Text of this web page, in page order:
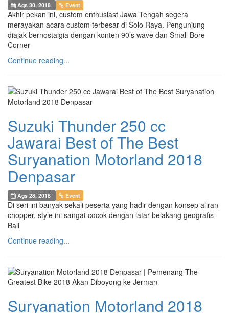
Ags 30, 2018 Event
Akhir pekan ini, custom enthusiast Jawa Tengah segera
merayakan acara custom terbesar di Solo Raya. Pengunjung
diajak bernostalgia dengan konten 90’s wave dan Small Bore
Corner
Continue reading...
Suzuki Thunder 250 cc
Jawarai Best of The Best
Suryanation Motorland 2018
Denpasar
Ags 28, 2018 Event
Di seri ini banyak sekali peserta yang hadir dengan konsep aliran
chopper, style ini sangat cocok dengan latar belakang geografis
Bali
Continue reading...
Suryanation Motorland 2018